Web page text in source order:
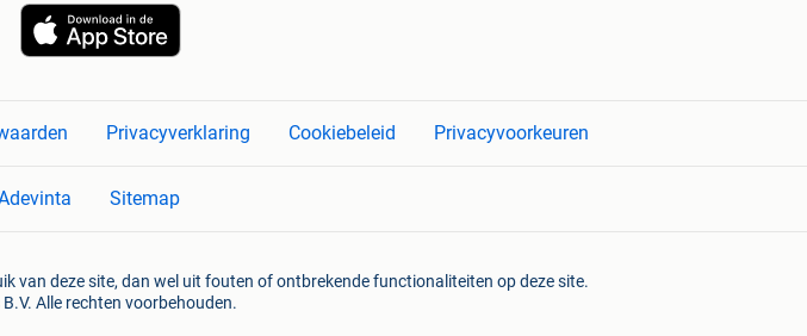
Privacyverklaring Cookiebeleid Privacyvoorkeuren
Sitemap
van deze site, dan wel uit fouten of ontbrekende functionaliteiten op deze site.
Alle rechten voorbehouden.